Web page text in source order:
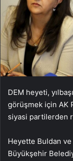
DEM heyeti,
görüşmek için AK
siyasi partilerden
Heyette Buldan
Büyükşehir